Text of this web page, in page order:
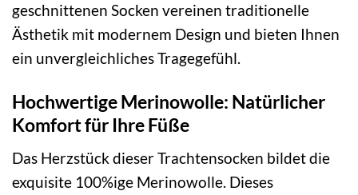
geschnittenen Socken vereinen traditionelle
Ästhetik mit modernem Design und bieten Ihnen
ein unvergleichliches Tragegefühl.
Hochwertige Merinowolle: Natürlicher
Komfort für Ihre Füße
Das Herzstück dieser Trachtensocken bildet die
exquisite 100%ige Merinowolle. Dieses